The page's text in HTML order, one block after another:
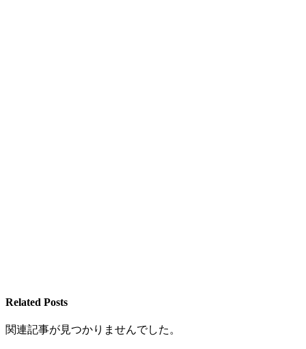
Related Posts
関連記事が見つかりませんでした。